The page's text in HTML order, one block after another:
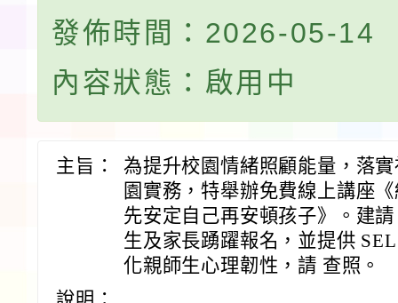
發佈時間：2026-05-14
內容狀態：啟用中
主旨：
為提升校園情緒照顧能量，落
園實務，特舉辦免費線上講座
先安定自己再安頓孩子》。建
生及家長踴躍報名，並提供
化親師生心理韌性，請 查照。